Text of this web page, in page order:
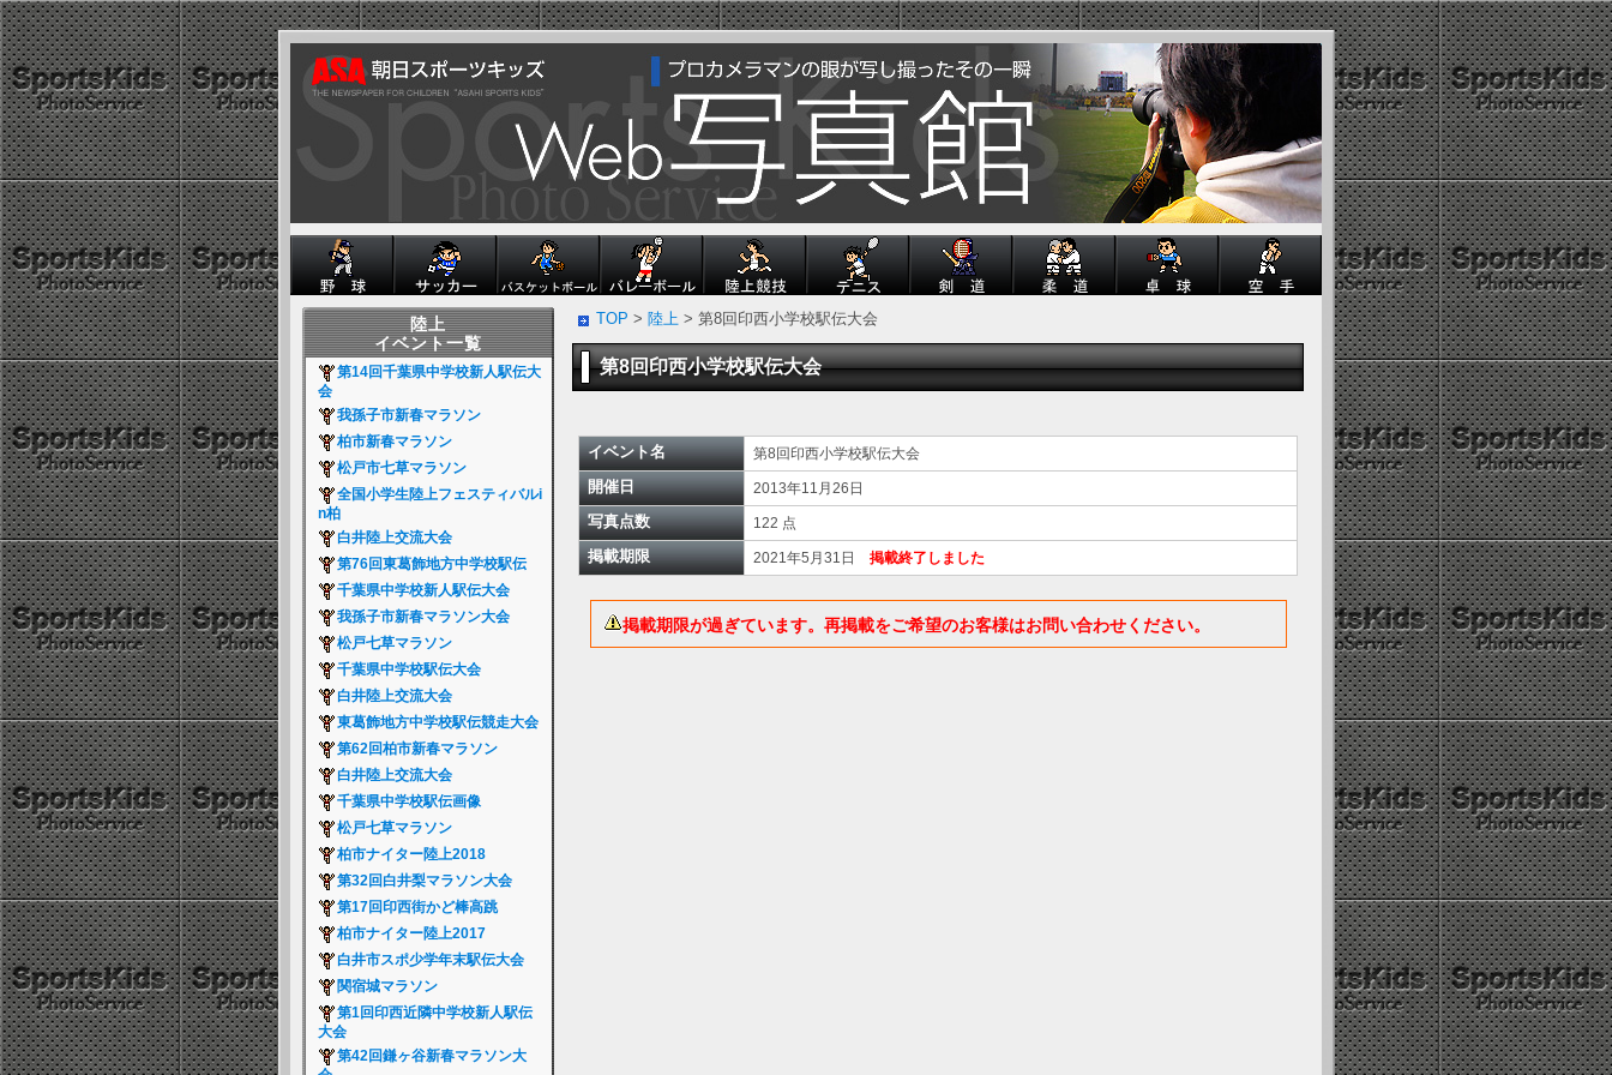
陸上
イベント一覧
第14回千葉県中学校新人駅伝大
会
我孫子市新春マラソン
柏市新春マラソン
松戸市七草マラソン
全国小学生陸上フェスティバルi
n柏
白井陸上交流大会
第76回東葛飾地方中学校駅伝
千葉県中学校新人駅伝大会
我孫子市新春マラソン大会
松戸七草マラソン
千葉県中学校駅伝大会
白井陸上交流大会
東葛飾地方中学校駅伝競走大会
第62回柏市新春マラソン
白井陸上交流大会
千葉県中学校駅伝画像
松戸七草マラソン
柏市ナイター陸上2018
第32回白井梨マラソン大会
第17回印西街かど棒高跳
柏市ナイター陸上2017
白井市スポ少学年末駅伝大会
関宿城マラソン
第1回印西近隣中学校新人駅伝
大会
第42回鎌ヶ谷新春マラソン大
TOP > 陸上> 第8回印西小学校駅伝大会
第8回印西小学校駅伝大会
イベント名 第8回印西小学校駅伝大会
開催日 2013年11月26日
写真点数 122 点
掲載期限 2021年5月31日 掲載終了しました
掲載期限が過ぎています。再掲載をご希望のお客様はお問い合わせください。